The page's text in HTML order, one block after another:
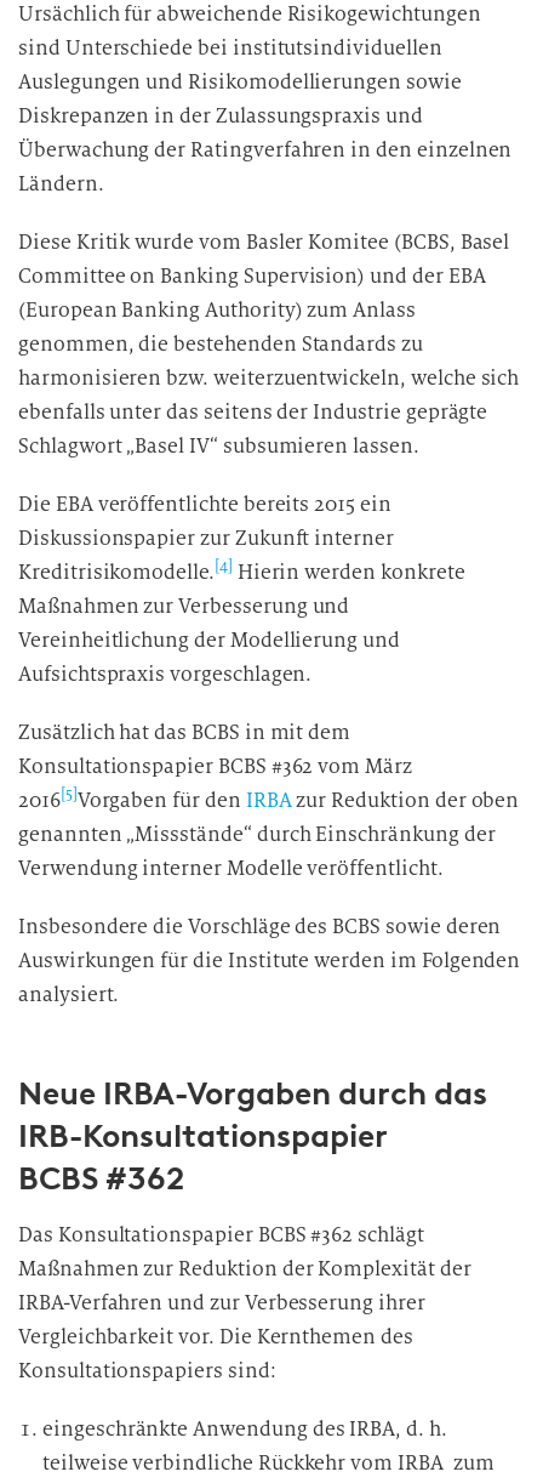
Ursächlich für abweichende Risikogewichtungen
sind Unterschiede bei institutsindividuellen
Auslegungen und Risikomodellierungen sowie
Diskrepanzen in der Zulassungspraxis und
Überwachung der Ratingverfahren in den einzelnen
Ländern.
Diese Kritik wurde vom Basler Komitee (BCBS, Basel
Committee on Banking Supervision) und der EBA
(European Banking Authority) zum Anlass
genommen, die bestehenden Standards zu
harmonisieren bzw. weiterzuentwickeln, welche sich
ebenfalls unter das seitens der Industrie geprägte
Schlagwort „Basel IV“ subsumieren lassen.
Die EBA veröffentlichte bereits 2015 ein
Diskussionspapier zur Zukunft interner
Kreditrisikomodelle. [4] Hierin werden konkrete
Maßnahmen zur Verbesserung und
Vereinheitlichung der Modellierung und
Aufsichtspraxis vorgeschlagen.
Zusätzlich hat das BCBS in mit dem
Konsultationspapier BCBS #362 vom März
2016[5]Vorgaben für den IRBAzur Reduktion der oben
genannten „Missstände“ durch Einschränkung der
Verwendung interner Modelle veröffentlicht.
Insbesondere die Vorschläge des BCBS sowie deren
Auswirkungen für die Institute werden im Folgenden
analysiert.
Neue IRBA-Vorgaben durch das
IRB-Konsultationspapier
BCBS #362
Das Konsultationspapier BCBS #362 schlägt
Maßnahmen zur Reduktion der Komplexität der
IRBA-Verfahren und zur Verbesserung ihrer
Vergleichbarkeit vor. Die Kernthemen des
Konsultationspapiers sind:
eingeschränkte Anwendung des IRBA, d. h.
teilweise verbindliche Rückkehr vom IRBA zum